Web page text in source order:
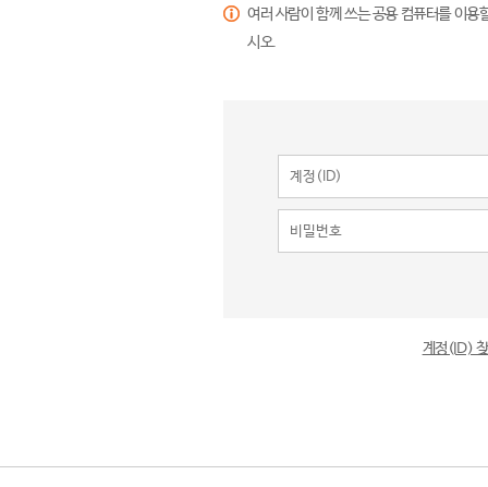
여러 사람이 함께 쓰는 공용 컴퓨터를 이
시오.
계정(ID)